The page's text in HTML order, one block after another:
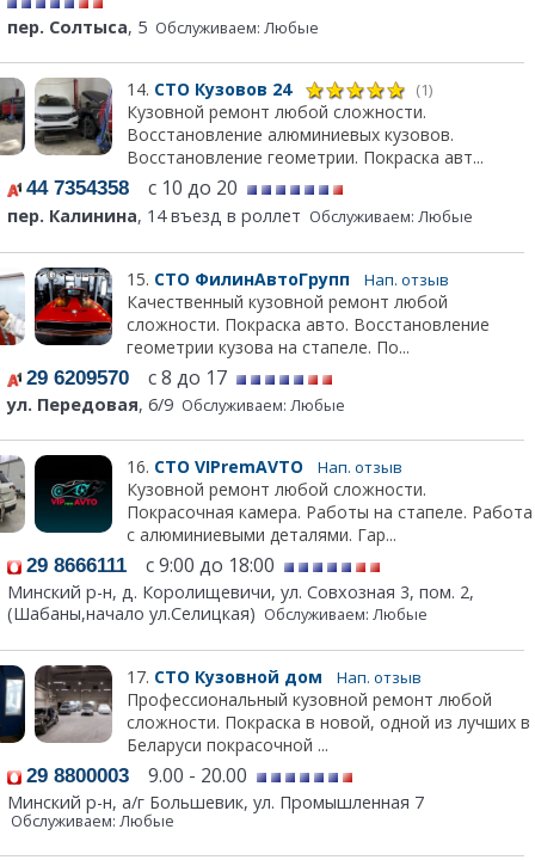
пер. Солтыса, 5 Обслуживаем: Любые
14. СТО Кузовов 24 (1)
Кузовной ремонт любой сложности.
Восстановление алюминиевых кузовов.
Восстановление геометрии. Покраска авт...
44 7354358 с 10 до 20
пер. Калинина, 14 въезд в роллет Обслуживаем: Любые
15. СТО ФилинАвтоГрупп Нап. отзыв
Качественный кузовной ремонт любой
сложности. Покраска авто. Восстановление
геометрии кузова на стапеле. По...
29 6209570 с 8 до 17
ул. Передовая, 6/9 Обслуживаем: Любые
16. СТО VIPremAVTO Нап. отзыв
Кузовной ремонт любой сложности.
Покрасочная камера. Работы на стапеле. Работа
с алюминиевыми деталями. Гар...
29 8666111 c 9:00 до 18:00
Минский р-н, д. Королищевичи, ул. Совхозная 3, пом. 2,
(Шабаны,начало ул.Селицкая) Обслуживаем: Любые
17. СТО Кузовной дом Нап. отзыв
Профессиональный кузовной ремонт любой
сложности. Покраска в новой, одной из лучших в
Беларуси покрасочной ...
29 8800003 9.00 - 20.00
Минский р-н, а/г Большевик, ул. Промышленная 7
Обслуживаем: Любые